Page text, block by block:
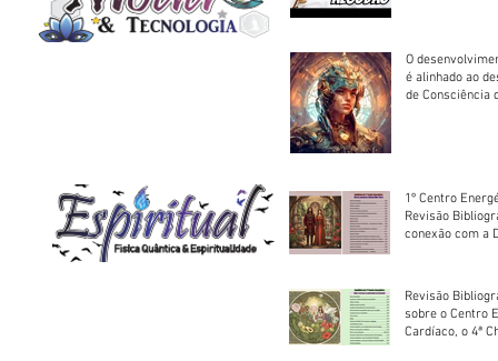
O
é alinhado ao
de Consciência
1º Centro
Revisão
conexão com a
Revisão
sobre o Centro
Cardíaco, o 4ª